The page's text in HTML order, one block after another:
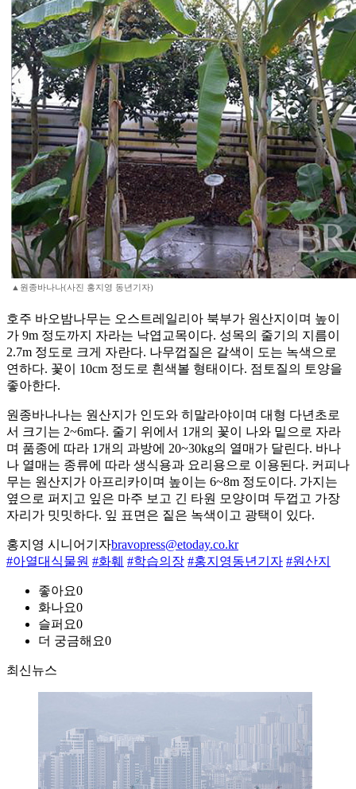
▲원종바나나(사진 홍지영 동년기자)
호주 바오밤나무는 오스트레일리아 북부가 원산지이며 높이
가 9m 정도까지 자라는 낙엽교목이다. 성목의 줄기의 지름이
2.7m 정도로 크게 자란다. 나무껍질은 갈색이 도는 녹색으로
연하다. 꽃이 10cm 정도로 흰색볼 형태이다. 점토질의 토양을
좋아한다.
원종바나나는 원산지가 인도와 히말라야이며 대형 다년초로
서 크기는 2~6m다. 줄기 위에서 1개의 꽃이 나와 밑으로 자라
며 품종에 따라 1개의 과방에 20~30kg의 열매가 달린다. 바나
나 열매는 종류에 따라 생식용과 요리용으로 이용된다. 커피나
무는 원산지가 아프리카이며 높이는 6~8m 정도이다. 가지는
옆으로 퍼지고 잎은 마주 보고 긴 타원 모양이며 두껍고 가장
자리가 밋밋하다. 잎 표면은 짙은 녹색이고 광택이 있다.
홍지영 시니어기자bravopress@etoday.co.kr
#아열대식물원 #화훼 #학습의장 #홍지영동년기자 #원산지
좋아요0
화나요0
슬퍼요0
더 궁금해요0
최신뉴스